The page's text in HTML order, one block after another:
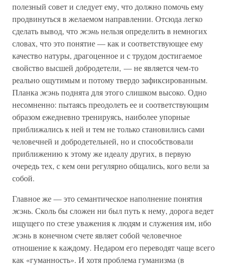
полезный совет и следует ему, что должно помочь ему
продвинуться в желаемом направлении. Отсюда легко
сделать вывод, чтожэньнельзя определить в немногих
словах, что это понятие — как и соответствующее ему
качество натуры, драгоценное и с трудом достигаемое
свойство высшей добродетели, — не является чем-то
реально ощутимым и потому твердо зафиксированным.
Планка жэньподнята для этого слишком высоко. Одно
несомненно: пытаясь преодолеть ее и соответствующим
образом ежедневно тренируясь, наиболее упорные
приближались к ней и тем не только становились сами
человечней и добродетельней, но и способствовали
приближению к этому же идеалу других, в первую
очередь тех, с кем они регулярно общались, кого вели за
собой.
Главное же — это семантическое наполнение понятия
жэнь. Сколь бы сложен ни был путь к нему, дорога ведет
ищущего по стезе уважения к людям и служения им, ибо
жэньв конечном счете являет собой человечное
отношение к каждому. Недаром его переводят чаще всего
как «гуманность». И хотя проблема гуманизма (в